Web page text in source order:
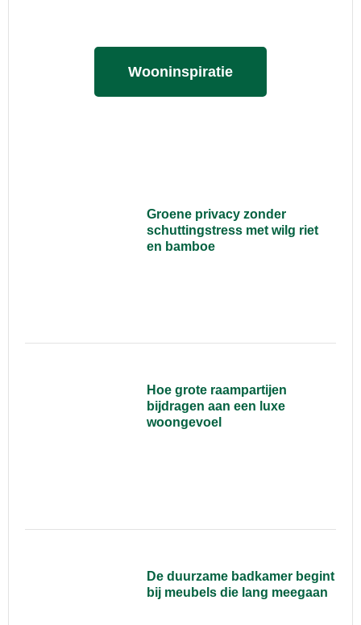
Wooninspiratie
Groene privacy zonder
schuttingstress met wilg riet
en bamboe
Hoe grote raampartijen
bijdragen aan een luxe
woongevoel
De duurzame badkamer begint
bij meubels die lang meegaan